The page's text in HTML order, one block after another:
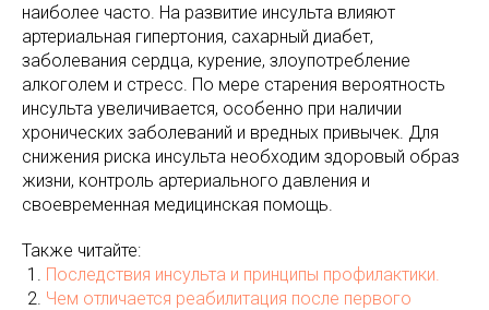
наиболее часто. На развитие инсульта влияют
артериальная гипертония, сахарный диабет,
заболевания сердца, курение, злоупотребление
алкоголем и стресс. По мере старения вероятность
инсульта увеличивается, особенно при наличии
хронических заболеваний и вредных привычек. Для
снижения риска инсульта необходим здоровый образ
жизни, контроль артериального давления и
своевременная медицинская помощь.
Также читайте:
Последствия инсульта и принципы профилактики.
Чем отличается реабилитация после первого